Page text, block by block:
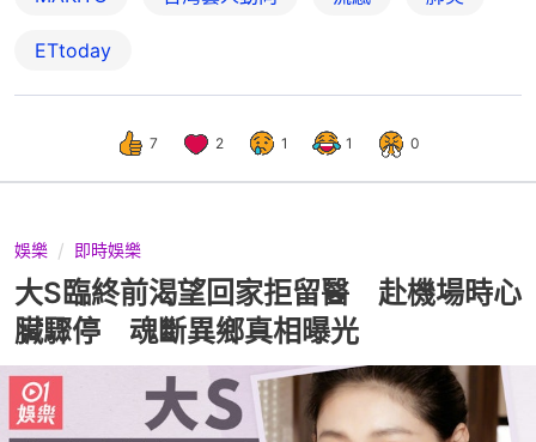
ETtoday
7 2 1 1 0
娛樂 即時娛樂
大S臨終前渴望回家拒留醫 赴機場時心
臟驟停 魂斷異鄉真相曝光